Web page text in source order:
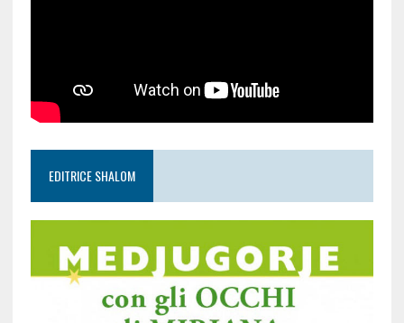
EDITRICE SHALOM